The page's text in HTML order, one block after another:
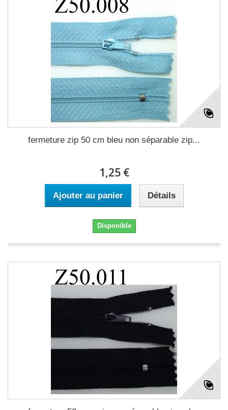
fermeture zip 50 cm bleu non séparable zip...
1,25 €
Ajouter au panier Détails
Disponible